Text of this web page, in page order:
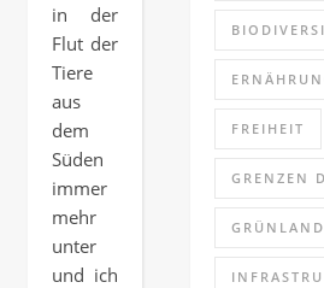
in der
Flut der
Tiere
aus
dem
Süden
immer
mehr
unter
und ich
FREIHEIT
GRENZEN
GRÜNLAND